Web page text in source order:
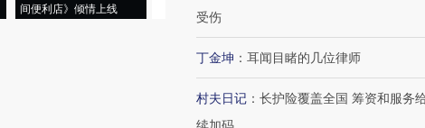
间便利店》倾情上线
受伤
丁金坤 ： 耳闻目睹的几位律师
村夫日记 ： 长护险覆盖全国 筹资和服务
续加码